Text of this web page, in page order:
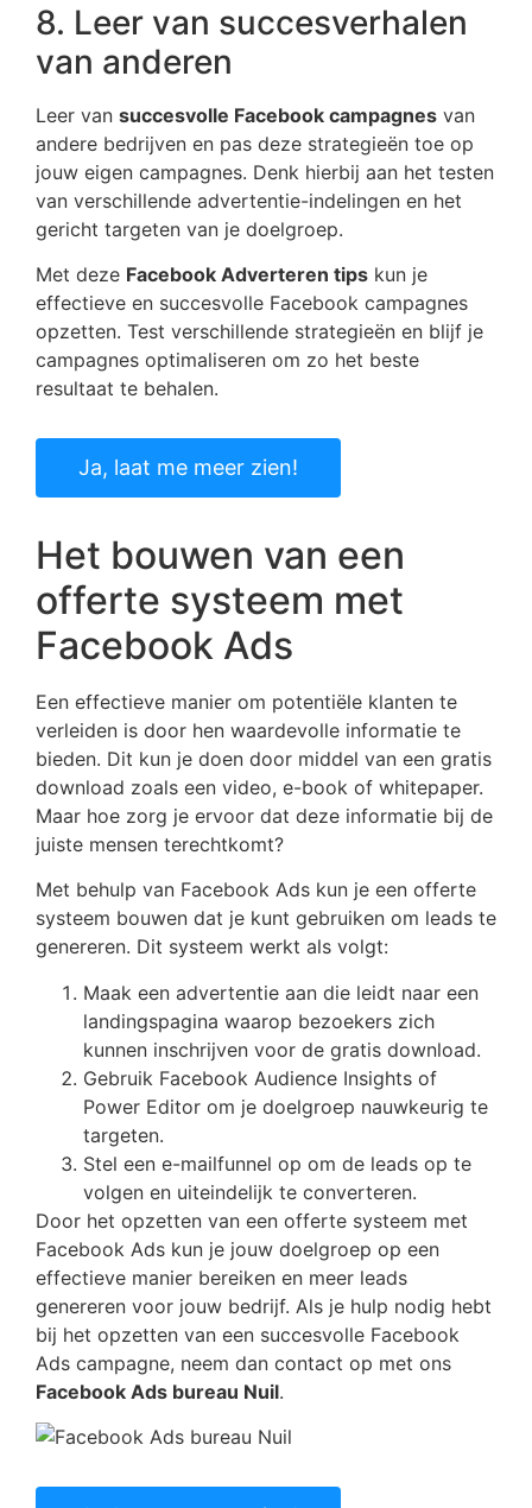
8. Leer van succesverhalen
van anderen
Leer van succesvolle Facebook campagnes van
andere bedrijven en pas deze strategieën toe op
jouw eigen campagnes. Denk hierbij aan het testen
van verschillende advertentie-indelingen en het
gericht targeten van je doelgroep.
Met deze Facebook Adverteren tips kun je
effectieve en succesvolle Facebook campagnes
opzetten. Test verschillende strategieën en blijf je
campagnes optimaliseren om zo het beste
resultaat te behalen.
Ja, laat me meer zien!
Het bouwen van een
offerte systeem met
Facebook Ads
Een effectieve manier om potentiële klanten te
verleiden is door hen waardevolle informatie te
bieden. Dit kun je doen door middel van een gratis
download zoals een video, e-book of whitepaper.
Maar hoe zorg je ervoor dat deze informatie bij de
juiste mensen terechtkomt?
Met behulp van Facebook Ads kun je een offerte
systeem bouwen dat je kunt gebruiken om leads te
genereren. Dit systeem werkt als volgt:
Maak een advertentie aan die leidt naar een
landingspagina waarop bezoekers zich
kunnen inschrijven voor de gratis download.
Gebruik Facebook Audience Insights of
Power Editor om je doelgroep nauwkeurig te
targeten.
Stel een e-mailfunnel op om de leads op te
volgen en uiteindelijk te converteren.
Door het opzetten van een offerte systeem met
Facebook Ads kun je jouw doelgroep op een
effectieve manier bereiken en meer leads
genereren voor jouw bedrijf. Als je hulp nodig hebt
bij het opzetten van een succesvolle Facebook
Ads campagne, neem dan contact op met ons
Facebook Ads bureau Nuil.